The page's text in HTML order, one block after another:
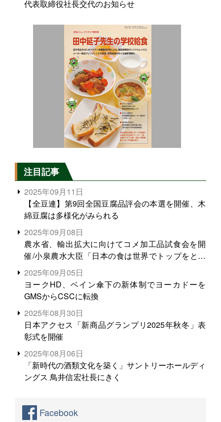
代表取締役社長交代のお知らせ
注目記事
2025年09月11日
【全豆連】第9回全国豆腐品評会の本選を開催、木
綿豆腐は多様化がみられる
2025年09月08日
農水省、輸出拡大に向けてコメ加工品試食会を開
催/小泉農水大臣「日本の食は世界でトップをとれ
る。米増産に向けて、米輸出需要の拡大を」
2025年09月05日
ヨークHD、ベイン傘下の新体制でヨーカドーを
GMSからCSCに転換
2025年08月30日
日本アクセス「新商品グランプリ2025年秋冬」表
彰式を開催
2025年08月06日
「新時代の酒類文化を築く」サントリーホールディ
ングス 鳥井信宏社長にきく
Facebook